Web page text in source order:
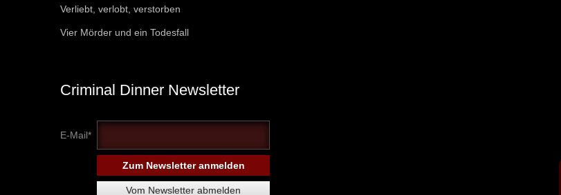
Verliebt, verlobt, verstorben
Vier Mörder und ein Todesfall
Criminal Dinner Newsletter
E-Mail*